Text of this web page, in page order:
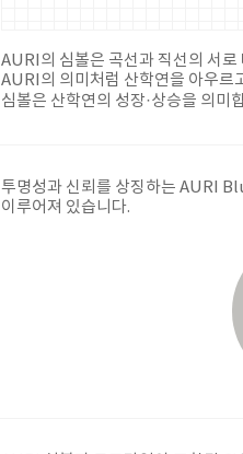
AURI의 심볼은 곡선과 직선의 서로
AURI의 의미처럼 산학연을 아우르
심볼은 산학연의 성장·상승을 의미
투명성과 신뢰를 상징하는 AURI
이루어져 있습니다.